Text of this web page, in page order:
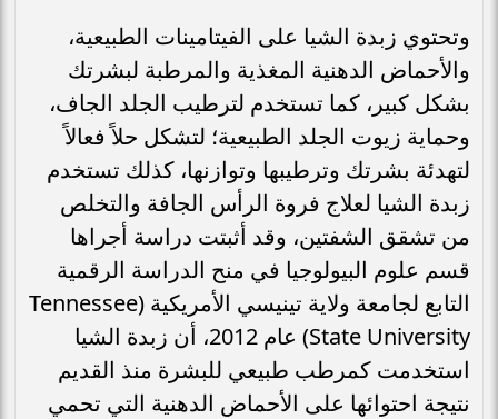
وتحتوي زبدة الشيا على الفيتامينات الطبيعية،
والأحماض الدهنية المغذية والمرطبة لبشرتك
بشكل كبير، كما تستخدم لترطيب الجلد الجاف،
وحماية زيوت الجلد الطبيعية؛ لتشكل حلاً فعالاً
لتهدئة بشرتك وترطيبها وتوازنها، كذلك تستخدم
زبدة الشيا لعلاج فروة الرأس الجافة والتخلص
من تشقق الشفتين، وقد أثبتت دراسة أجراها
قسم علوم البيولوجيا في منح الدراسة الرقمية
التابع لجامعة ولاية تينيسي الأمريكية (Tennessee
State University) عام 2012، أن زبدة الشيا
استخدمت كمرطب طبيعي للبشرة منذ القديم
نتيجة احتوائها على الأحماض الدهنية التي تحمي